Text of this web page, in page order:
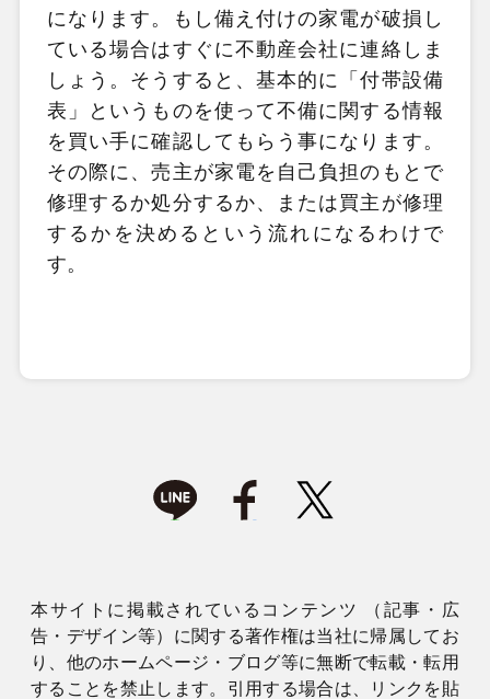
になります。もし備え付けの家電が破損し
ている場合はすぐに不動産会社に連絡しま
しょう。そうすると、基本的に「付帯設備
表」というものを使って不備に関する情報
を買い手に確認してもらう事になります。
その際に、売主が家電を自己負担のもとで
修理するか処分するか、または買主が修理
するかを決めるという流れになるわけで
す。
本サイトに掲載されているコンテンツ （記事・広
告・デザイン等）に関する著作権は当社に帰属してお
り、他のホームページ・ブログ等に無断で転載・転用
することを禁止します。引用する場合は、リンクを貼